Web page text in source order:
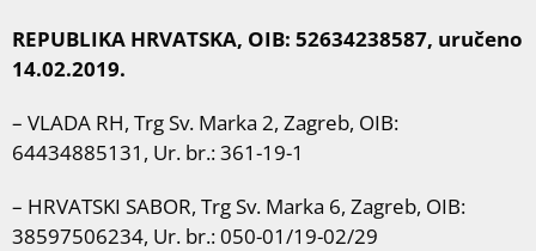
REPUBLIKA HRVATSKA, OIB: 52634238587, uručeno
14.02.2019.
– VLADA RH, Trg Sv. Marka 2, Zagreb, OIB:
64434885131, Ur. br.: 361-19-1
– HRVATSKI SABOR, Trg Sv. Marka 6, Zagreb, OIB:
38597506234, Ur. br.: 050-01/19-02/29